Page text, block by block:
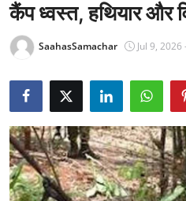
Epaper
धर्म
लाइफस्टाइल
कैंप ध्वस्त, हथियार और
SaahasSamachar Jul 9, 2026